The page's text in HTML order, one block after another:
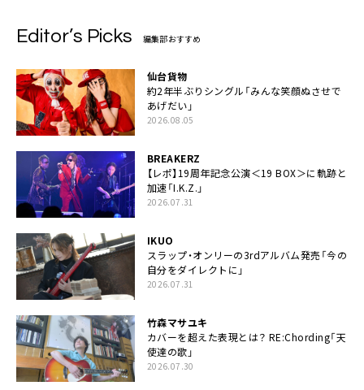
Editor’s Picks 編集部おすすめ
仙台貨物
約2年半ぶりシングル「みんな笑顔ぬさせで
あげだい」
2026.08.05
BREAKERZ
【レポ】19周年記念公演＜19 BOX＞に軌跡と
加速「I.K.Z.」
2026.07.31
IKUO
スラップ・オンリーの3rdアルバム発売「今の
自分をダイレクトに」
2026.07.31
竹森マサユキ
カバーを超えた表現とは？ RE:Chording「天
使達の歌」
2026.07.30